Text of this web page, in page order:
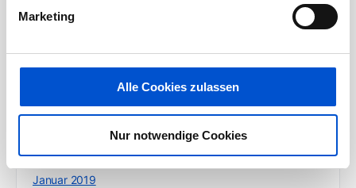
Marketing
Alle Cookies zulassen
Nur notwendige Cookies
Juni 2019
April 2019
Februar 2019
Januar 2019